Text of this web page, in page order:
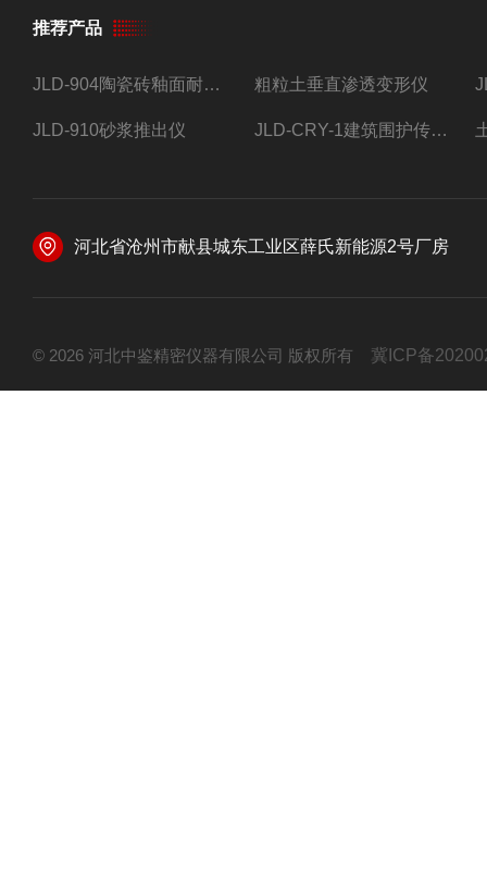
推荐产品
JLD-904陶瓷砖釉面耐磨试验仪 粗粒土垂直渗透变形仪
JLD-910砂浆推出仪 JLD-CRY-1建筑围护传热系数现场检测仪仪器
河北省沧州市献县城东工业区薛氏新能源2号厂房
© 2026 河北中鉴精密仪器有限公司 版权所有 冀ICP备